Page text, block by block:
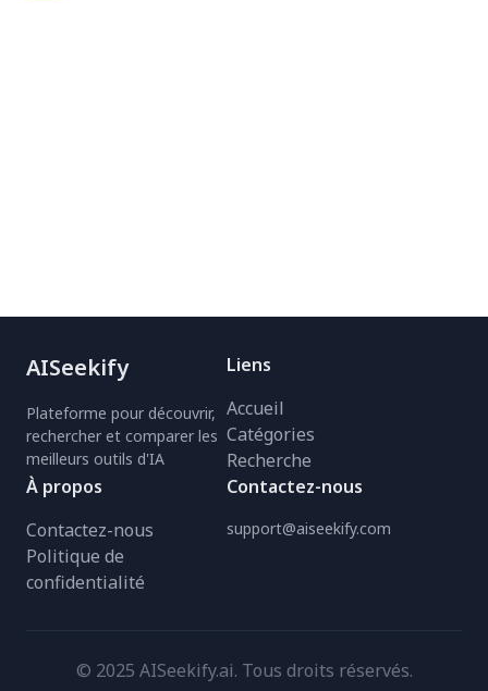
AISeekify
Plateforme pour découvrir,
rechercher et comparer les
meilleurs outils d'IA
Liens
Accueil
Catégories
Recherche
À propos
Contactez-nous
Politique de
confidentialité
Contactez-nous
support@aiseekify.com
© 2025 AISeekify.ai. Tous droits réservés.